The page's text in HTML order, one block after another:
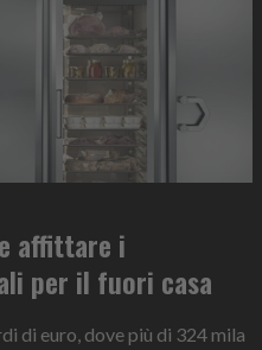
affittare i
per il fuori casa
di euro, dove più di 324 mila